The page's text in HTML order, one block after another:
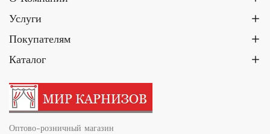
Услуги
Покупателям
Каталог
Оптово-розничный магазин